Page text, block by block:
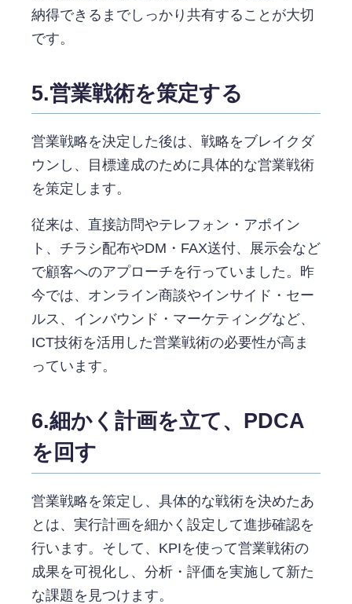
納得できるまでしっかり共有することが大切
です。
5.営業戦術を策定する
営業戦略を決定した後は、戦略をブレイクダ
ウンし、目標達成のために具体的な営業戦術
を策定します。
従来は、直接訪問やテレフォン・アポイン
ト、チラシ配布やDM・FAX送付、展示会など
で顧客へのアプローチを行っていました。昨
今では、オンライン商談やインサイド・セー
ルス、インバウンド・マーケティングなど、
ICT技術を活用した営業戦術の必要性が高ま
っています。
6.細かく計画を立て、PDCA
を回す
営業戦略を策定し、具体的な戦術を決めたあ
とは、実行計画を細かく設定して進捗確認を
行います。そして、KPIを使って営業戦術の
成果を可視化し、分析・評価を実施して新た
な課題を見つけます。